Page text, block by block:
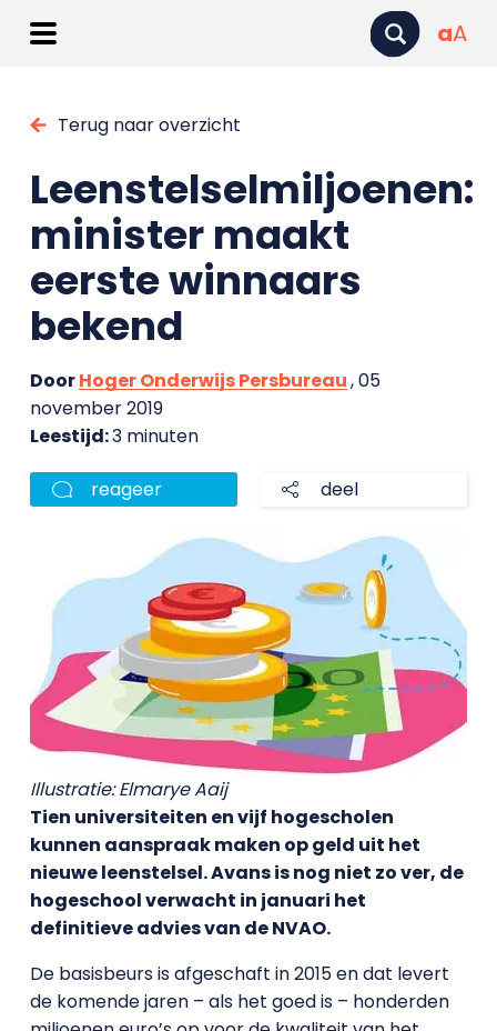
aA
Terug naar overzicht
Leenstelselmiljoenen:
minister maakt
eerste winnaars
bekend
DoorHoger Onderwijs Persbureau, 05
november 2019
Leestijd:3 minuten
reageer deel
Illustratie: Elmarye Aaij
Tien universiteiten en vijf hogescholen
kunnen aanspraak maken op geld uit het
nieuwe leenstelsel. Avans is nog niet zo ver, de
hogeschool verwacht in januari het
definitieve advies van de NVAO.
De basisbeurs is afgeschaft in 2015 en dat levert
de komende jaren – als het goed is – honderden